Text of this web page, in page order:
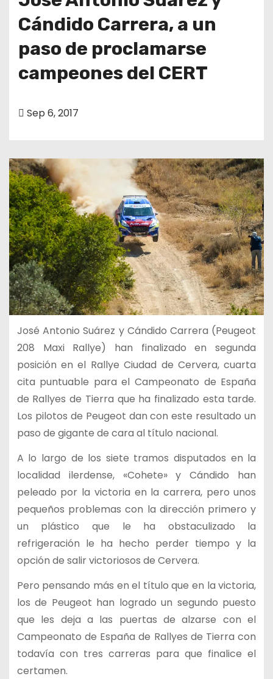
Cándido Carrera, a un
paso de proclamarse
campeones del CERT
Sep 6, 2017
José Antonio Suárez y Cándido Carrera (Peugeot
208 Maxi Rallye) han finalizado en segunda
posición en el Rallye Ciudad de Cervera, cuarta
cita puntuable para el Campeonato de España
de Rallyes de Tierra que ha finalizado esta tarde.
Los pilotos de Peugeot dan con este resultado un
paso de gigante de cara al título nacional.
A lo largo de los siete tramos disputados en la
localidad ilerdense, «Cohete» y Cándido han
peleado por la victoria en la carrera, pero unos
pequeños problemas con la dirección primero y
un plástico que le ha obstaculizado la
refrigeración le ha hecho perder tiempo y la
opción de salir victoriosos de Cervera.
Pero pensando más en el título que en la victoria,
los de Peugeot han logrado un segundo puesto
que les deja a las puertas de alzarse con el
Campeonato de España de Rallyes de Tierra con
todavía con tres carreras para que finalice el
certamen.